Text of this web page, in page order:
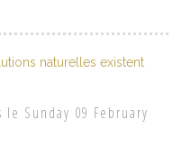
naturelles existent
le Sunday 09 February